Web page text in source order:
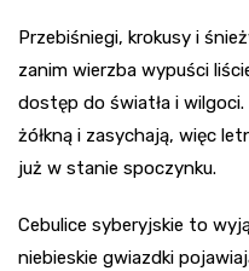
Przebiśniegi, krokusy i
zanim wierzba wypuści
dostęp do światła i
żółkną i zasychają, więc
już w stanie spoczynku.
Cebulice syberyjskie to
niebieskie gwiazdki